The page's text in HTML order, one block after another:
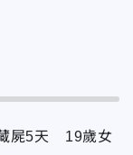
屍5天 19歲女